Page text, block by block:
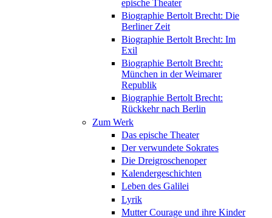
epische Theater
Biographie Bertolt Brecht: Die
Berliner Zeit
Biographie Bertolt Brecht: Im
Exil
Biographie Bertolt Brecht:
München in der Weimarer
Republik
Biographie Bertolt Brecht:
Rückkehr nach Berlin
Zum Werk
Das epische Theater
Der verwundete Sokrates
Die Dreigroschenoper
Kalendergeschichten
Leben des Galilei
Lyrik
Mutter Courage und ihre Kinder